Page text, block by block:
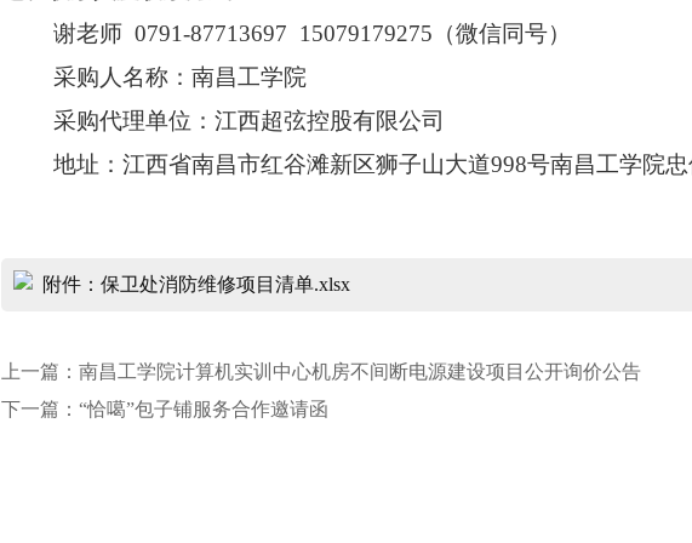
谢老师 0791-87713697 15079179275（微信同号）
采购人名称：南昌工学院
采购代理单位：江西超弦控股有限公司
地址：江西省南昌市红谷滩新区狮子山大道998号南昌工学院
附件：保卫处消防维修项目清单.xlsx
上一篇： 南昌工学院计算机实训中心机房不间断电源建设项目公开询价公告
下一篇： “恰噶”包子铺服务合作邀请函